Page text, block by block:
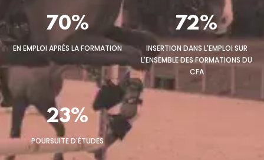
70%
EN EMPLOI APRÈS LA FORMATION
72%
INSERTION DANS L'EMPLOI SUR
L'ENSEMBLE DES FORMATIONS DU
CFA
23%
POURSUITE D'ÉTUDES